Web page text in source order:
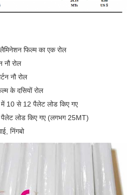
लैमिनेशन फिल्म का एक रोल
नौ रोल
नौ रोल
के दसियों रोल
10 से 12 पैलेट लोड किए गए
लोड किए गए (लगभग 25MT)
निंगबो